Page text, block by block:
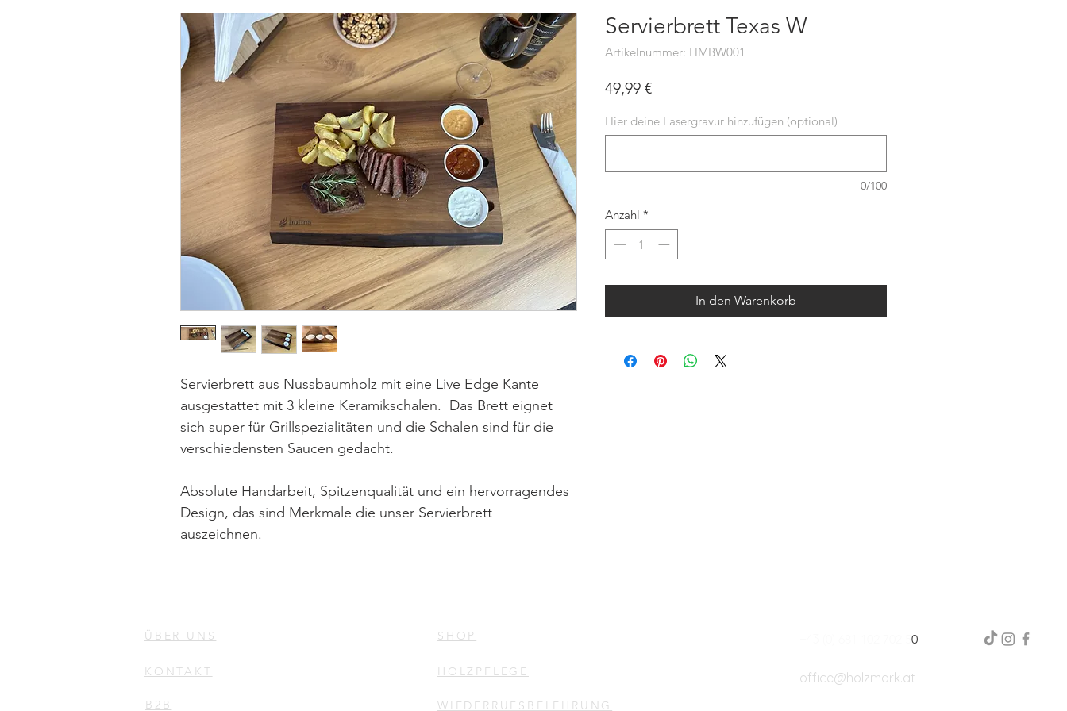
Servierbrett aus Nussbaumholz mit eine Live Edge Kante
ausgestattet mit 3 kleine Keramikschalen. Das Brett eignet
sich super für Grillspezialitäten und die Schalen sind für die
verschiedensten Saucen gedacht.
Absolute Handarbeit, Spitzenqualität und ein hervorragendes
Design, das sind Merkmale die unser Servierbrett
auszeichnen.
Servierbrett Texas W
Artikelnummer: HMBW001
49,99 €Preis
Hier deine Lasergravur hinzufügen (optional)
0/100
Anzahl *
In den Warenkorb
ÜBER UNS
KONTAKT
B2B
SHOP
HOLZPFLEGE
0
office@holzmark.at
WIEDERRUFSBELEHRUNG